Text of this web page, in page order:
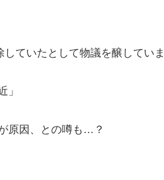
ていたとして物議を醸していま
」
原因、との噂も…？